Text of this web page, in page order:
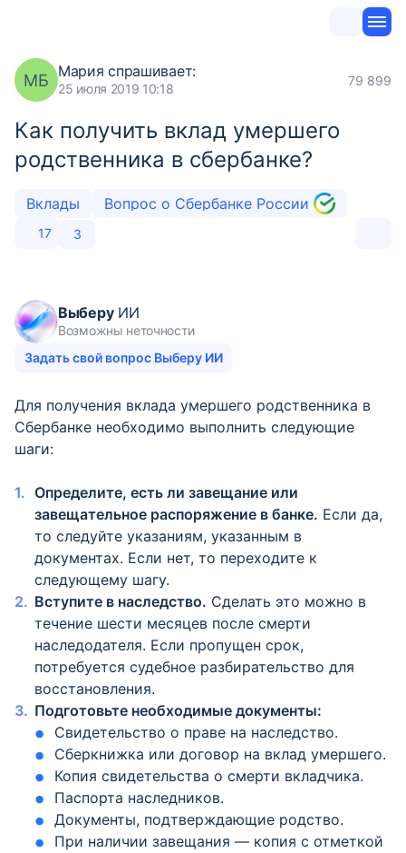
МБ Мария спрашивает:
25 июля 2019 10:18
79 899
Как получить вклад умершего
родственника в сбербанке?
Вклады Вопрос о Сбербанке России
17 3
ВыберуИИ
Возможны неточности
Задать свой вопрос Выберу ИИ
Для получения вклада умершего родственника в
Сбербанке необходимо выполнить следующие
шаги:
Определите, есть ли завещание или
завещательное распоряжение в банке. Если да,
то следуйте указаниям, указанным в
документах. Если нет, то переходите к
следующему шагу.
Вступите в наследство. Сделать это можно в
течение шести месяцев после смерти
наследодателя. Если пропущен срок,
потребуется судебное разбирательство для
восстановления.
Подготовьте необходимые документы:
Свидетельство о праве на наследство.
Сберкнижка или договор на вклад умершего.
Копия свидетельства о смерти вкладчика.
Паспорта наследников.
Документы, подтверждающие родство.
При наличии завещания — копия с отметкой